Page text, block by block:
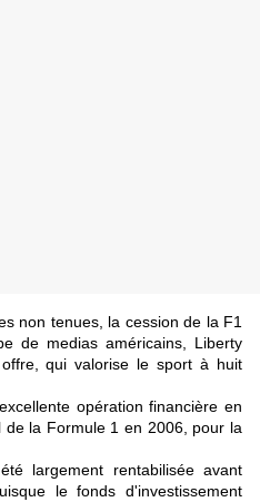
non tenues, la cession de la F1
de medias américains, Liberty
qui valorise le sport à huit
opération financière en
la Formule 1 en 2006, pour la
largement rentabilisée avant
le fonds d'investissement